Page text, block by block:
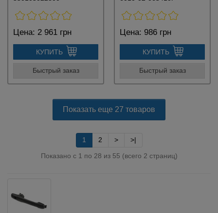
Цена: 2 961 грн
КУПИТЬ
Быстрый заказ
Цена: 986 грн
КУПИТЬ
Быстрый заказ
Показать еще 27 товаров
1 2 > >|
Показано с 1 по 28 из 55 (всего 2 страниц)